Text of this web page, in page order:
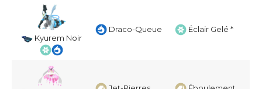
Kyurem Noir
Draco-Queue Éclair Gelé *